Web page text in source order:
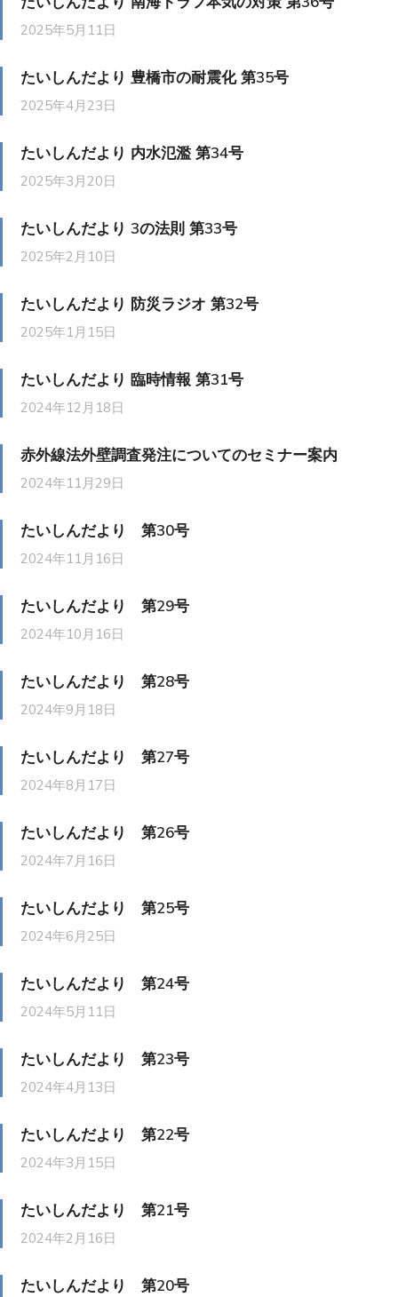
2025年5月11日
たいしんだより 豊橋市の耐震化 第35号
2025年4月23日
たいしんだより 内水氾濫 第34号
2025年3月20日
たいしんだより 3の法則 第33号
2025年2月10日
たいしんだより 防災ラジオ 第32号
2025年1月15日
たいしんだより 臨時情報 第31号
2024年12月18日
赤外線法外壁調査発注についてのセミナー案内
2024年11月29日
たいしんだより 第30号
2024年11月16日
たいしんだより 第29号
2024年10月16日
たいしんだより 第28号
2024年9月18日
たいしんだより 第27号
2024年8月17日
たいしんだより 第26号
2024年7月16日
たいしんだより 第25号
2024年6月25日
たいしんだより 第24号
2024年5月11日
たいしんだより 第23号
2024年4月13日
たいしんだより 第22号
2024年3月15日
たいしんだより 第21号
2024年2月16日
たいしんだより 第20号